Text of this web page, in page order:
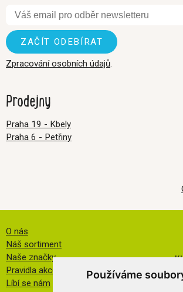
Používáme
Zpracování osobních údajů.
Prodejny
Praha 19 - Kbely
Praha 6 - Petřiny
O nás
Náš sortiment
Naše značky
Pravidla akce FB
Líbí se nám